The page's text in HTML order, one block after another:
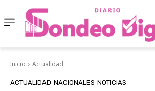
Inicio Actualidad
ACTUALIDAD NACIONALES NOTICIAS